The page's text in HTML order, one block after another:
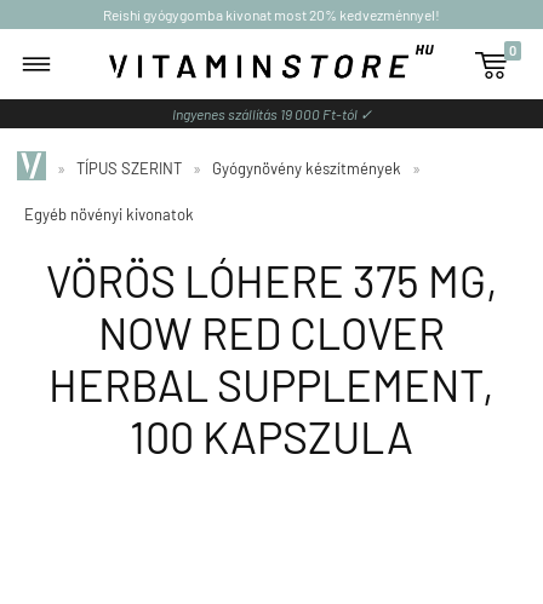
Reishi gyógygomba kivonat most 20% kedvezménnyel!

0
Ingyenes szállítás 19 000 Ft-tól ✓
» TÍPUS SZERINT » Gyógynövény készítmények »
Egyéb növényi kivonatok
VÖRÖS LÓHERE 375 MG,
NOW RED CLOVER
HERBAL SUPPLEMENT,
100 KAPSZULA